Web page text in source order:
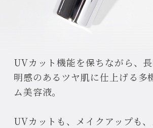
UVカット機能を保ちながら、
明感のあるツヤ肌に仕上げる多
ム美容液。
UVカットも、メイクアップも